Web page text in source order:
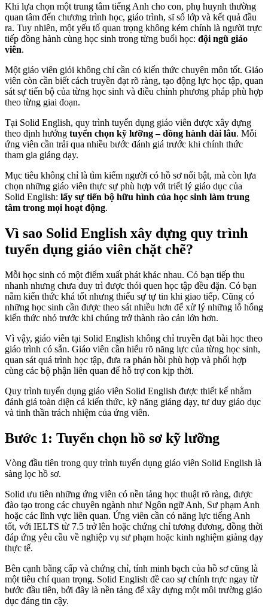
Khi lựa chọn một trung tâm tiếng Anh cho con, phụ huynh thường
quan tâm đến chương trình học, giáo trình, sĩ số lớp và kết quả đầu
ra. Tuy nhiên, một yếu tố quan trọng không kém chính là người trực
tiếp đồng hành cùng học sinh trong từng buổi học: đội ngũ giáo
viên.
Một giáo viên giỏi không chỉ cần có kiến thức chuyên môn tốt. Giáo
viên còn cần biết cách truyền đạt rõ ràng, tạo động lực học tập, quan
sát sự tiến bộ của từng học sinh và điều chỉnh phương pháp phù hợp
theo từng giai đoạn.
Tại Solid English, quy trình tuyển dụng giáo viên được xây dựng
theo định hướng tuyển chọn kỹ lưỡng – đồng hành dài lâu. Mỗi
ứng viên cần trải qua nhiều bước đánh giá trước khi chính thức
tham gia giảng dạy.
Mục tiêu không chỉ là tìm kiếm người có hồ sơ nổi bật, mà còn lựa
chọn những giáo viên thực sự phù hợp với triết lý giáo dục của
Solid English: lấy sự tiến bộ hữu hình của học sinh làm trung
tâm trong mọi hoạt động.
Vì sao Solid English xây dựng quy trình
tuyển dụng giáo viên chặt chẽ?
Mỗi học sinh có một điểm xuất phát khác nhau. Có bạn tiếp thu
nhanh nhưng chưa duy trì được thói quen học tập đều đặn. Có bạn
nắm kiến thức khá tốt nhưng thiếu sự tự tin khi giao tiếp. Cũng có
những học sinh cần được theo sát nhiều hơn để xử lý những lỗ hổng
kiến thức nhỏ trước khi chúng trở thành rào cản lớn hơn.
Vì vậy, giáo viên tại Solid English không chỉ truyền đạt bài học theo
giáo trình có sẵn. Giáo viên cần hiểu rõ năng lực của từng học sinh,
quan sát quá trình học tập, đưa ra phản hồi phù hợp và phối hợp
cùng các bộ phận liên quan để hỗ trợ con kịp thời.
Quy trình tuyển dụng giáo viên Solid English được thiết kế nhằm
đánh giá toàn diện cả kiến thức, kỹ năng giảng dạy, tư duy giáo dục
và tinh thần trách nhiệm của ứng viên.
Bước 1: Tuyển chọn hồ sơ kỹ lưỡng
Vòng đầu tiên trong quy trình tuyển dụng giáo viên Solid English là
sàng lọc hồ sơ.
Solid ưu tiên những ứng viên có nền tảng học thuật rõ ràng, được
đào tạo trong các chuyên ngành như Ngôn ngữ Anh, Sư phạm Anh
hoặc các lĩnh vực liên quan. Ứng viên cần có năng lực tiếng Anh
tốt, với IELTS từ 7.5 trở lên hoặc chứng chỉ tương đương, đồng thời
đáp ứng yêu cầu về nghiệp vụ sư phạm hoặc kinh nghiệm giảng dạy
thực tế.
Bên cạnh bằng cấp và chứng chỉ, tính minh bạch của hồ sơ cũng là
một tiêu chí quan trọng. Solid English đề cao sự chính trực ngay từ
bước đầu tiên, bởi đây là nền tảng để xây dựng một môi trường giáo
dục đáng tin cậy.